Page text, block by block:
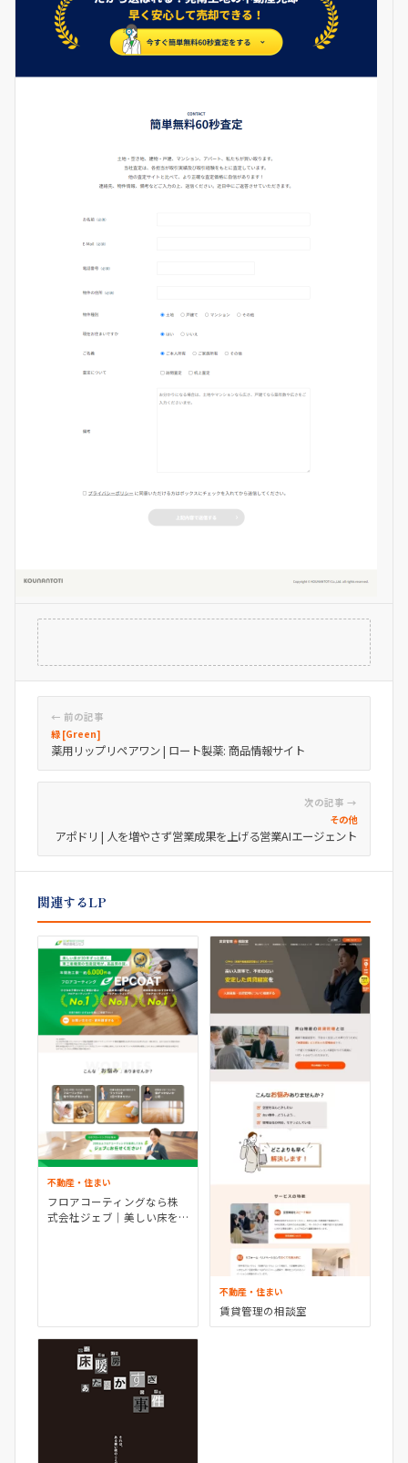
← 前の記事
緑 [Green]
薬用リップリペアワン | ロート製薬: 商品情報サイト
次の記事 →
その他
アポドリ | 人を増やさず営業成果を上げる営業AIエージェント
関連するLP
不動産・住まい
フロアコーティングなら株
式会社ジェブ｜美しい床を
不動産・住まい
賃貸管理の相談室